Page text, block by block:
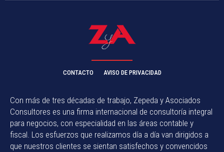
CONTACTO AVISO DE PRIVACIDAD
Con más de tres décadas de trabajo, Zepeda y Asociados
Consultores es una firma internacional de consultoría integral
para negocios, con especialidad en las áreas contable y
fiscal. Los esfuerzos que realizamos día a día van dirigidos a
que nuestros clientes se sientan satisfechos y convencidos